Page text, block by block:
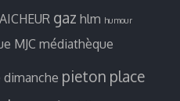
gaz hlm humour
MJC médiathèque
pieton place